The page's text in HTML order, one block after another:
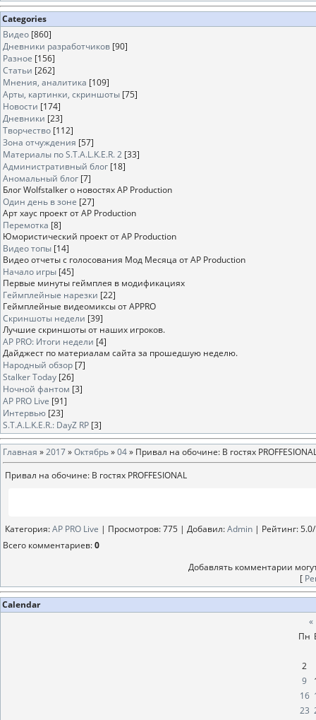
Categories
Видео [860]
Дневники разработчиков [90]
Разное [156]
Статьи [262]
Мнения, аналитика [109]
Арты, картинки, скриншоты [75]
Новости [174]
Дневники [23]
Творчество [112]
Зона отчуждения [57]
Материалы по S.T.A.L.K.E.R. 2 [33]
Административный блог [18]
Аномальный блог [7]
Блог Wolfstalker о новостях AP Production
Один день в зоне [27]
Арт хаус проект от AP Production
Перемотка [8]
Юмористический проект от AP Production
Видео топы [14]
Видео отчеты с голосования Мод Месяца от AP Production
Начало игры [45]
Первые минуты геймплея в модификациях
Геймплейные нарезки [22]
Геймплейные видеомиксы от APPRO
Скриншоты недели [39]
Лучшие скриншоты от наших игроков.
AP PRO: Итоги недели [4]
Дайджест по материалам сайта за прошедшую неделю.
Народный обзор [7]
Stalker Today [26]
Ночной фантом [3]
AP PRO Live [91]
Интервью [23]
S.T.A.L.K.E.R.: DayZ RP [3]
Главная »2017»Октябрь»04» Привал на обочине: В гостях
Привал на обочине: В гостях PROFFESIONAL
Категория:AP PRO Live | Просмотров: 775 | Добавил:Аdmin | Рейтинг:5.0/
Всего комментариев:0
Добавлять комментарии
[
Calendar
«
Пн
2
9
16
23